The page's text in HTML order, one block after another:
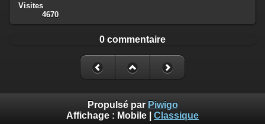
Visites
4670
0 commentaire
Propulsé par Piwigo
Affichage : Mobile Classique